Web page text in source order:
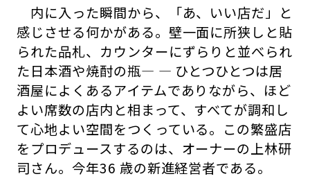
内に入った瞬間から、「あ、いい店だ」と
感じさせる何かがある。壁一面に所狭しと貼
られた品札、カウンターにずらりと並べられ
た日本酒や焼酎の瓶― ― ひとつひとつは居
酒屋によくあるアイテムでありながら、ほど
よい席数の店内と相まって、すべてが調和し
て心地よい空間をつくっている。この繁盛店
をプロデュースするのは、オーナーの上林研
司さん。今年36 歳の新進経営者である。